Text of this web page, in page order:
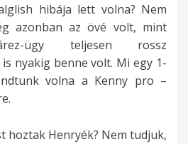
hibája lett volna? Nem
azonban az övé volt, mint
ügy teljesen rossz
nyakig benne volt. Mi egy 1-
volna a Kenny pro –
hoztak Henryék? Nem tudjuk,